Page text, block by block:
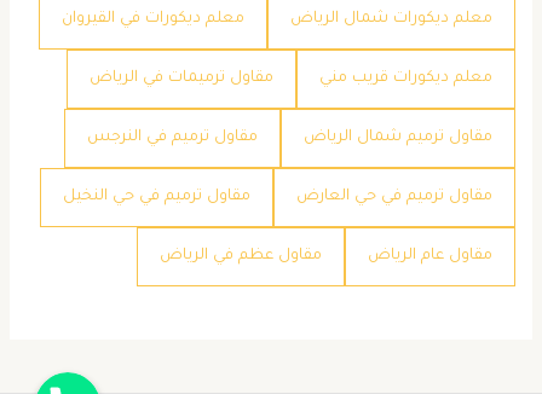
معلم ديكورات شمال الرياض معلم ديكورات في القيروان
معلم ديكورات قريب مني مقاول ترميمات في الرياض
مقاول ترميم شمال الرياض مقاول ترميم في النرجس
مقاول ترميم في حي العارض مقاول ترميم في حي النخيل
مقاول عام الرياض مقاول عظم في الرياض
جوال